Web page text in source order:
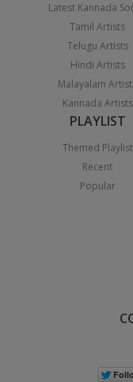
Latest Kannada
Tamil Artists
Telugu Artists
Hindi Artists
Malayalam
Kannada Artists
PLAYLIST
Themed Playlist
Recent
Popular